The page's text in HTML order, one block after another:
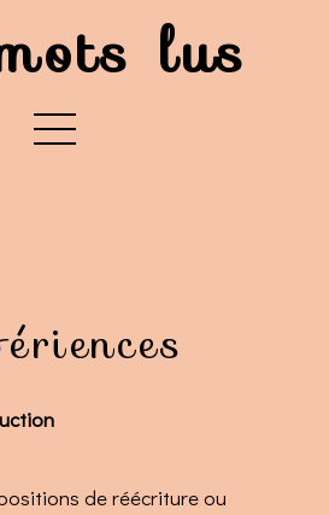
lus
de réécriture ou